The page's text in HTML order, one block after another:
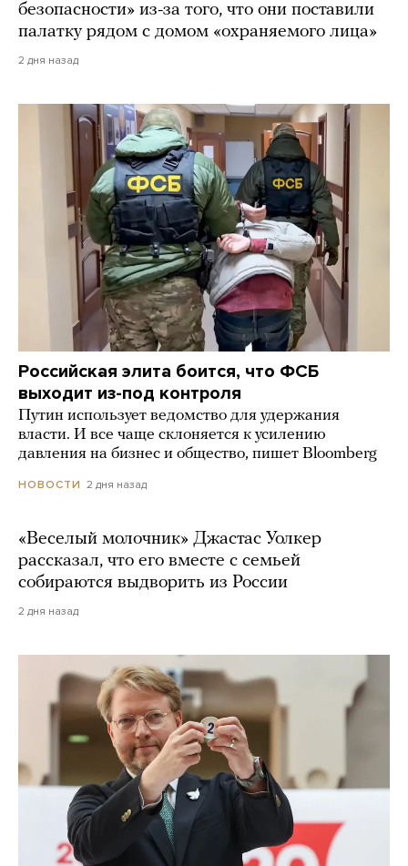
безопасности» из-за того, что они поставили
палатку рядом с домом «охраняемого лица»
2 дня назад
Российская элита боится, что ФСБ
выходит из-под контроля
Путин использует ведомство для удержания
власти. И все чаще склоняется к усилению
давления на бизнес и общество, пишет Bloomberg
НОВОСТИ 2 дня назад
«Веселый молочник» Джастас Уолкер
рассказал, что его вместе с семьей
собираются выдворить из России
2 дня назад